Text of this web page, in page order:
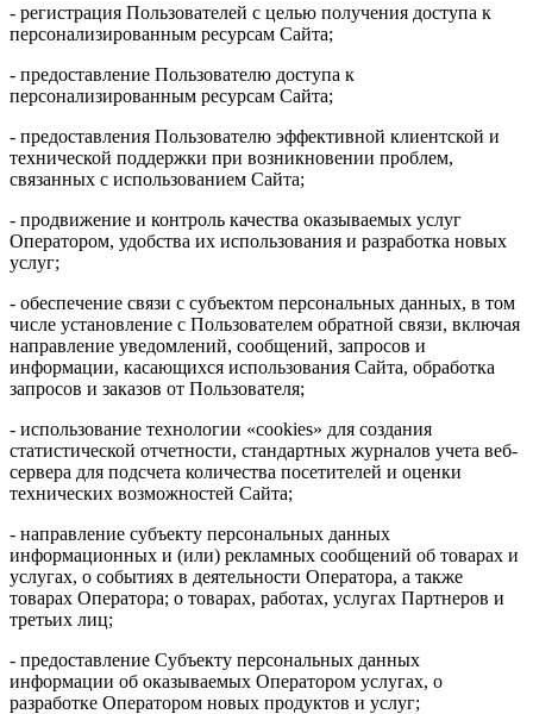
- регистрация Пользователей с целью получения доступа к
персонализированным ресурсам Сайта;
- предоставление Пользователю доступа к
персонализированным ресурсам Сайта;
- предоставления Пользователю эффективной клиентской и
технической поддержки при возникновении проблем,
связанных с использованием Сайта;
- продвижение и контроль качества оказываемых услуг
Оператором, удобства их использования и разработка новых
услуг;
- обеспечение связи с субъектом персональных данных, в том
числе установление с Пользователем обратной связи, включая
направление уведомлений, сообщений, запросов и
информации, касающихся использования Сайта, обработка
запросов и заказов от Пользователя;
- использование технологии «cookies» для создания
статистической отчетности, стандартных журналов учета веб-
сервера для подсчета количества посетителей и оценки
технических возможностей Сайта;
- направление субъекту персональных данных
информационных и (или) рекламных сообщений об товарах и
услугах, о событиях в деятельности Оператора, а также
товарах Оператора; о товарах, работах, услугах Партнеров и
третьих лиц;
- предоставление Субъекту персональных данных
информации об оказываемых Оператором услугах, о
разработке Оператором новых продуктов и услуг;